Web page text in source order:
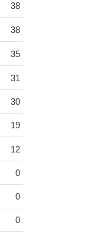
38
38
35
31
30
19
12
0
0
0